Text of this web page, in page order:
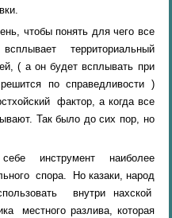
чтобы понять для чего все
территориальный
( а он будет всплывать при
по справедливости )
фактор, а когда все
Так было до сих пор, но
инструмент наиболее
спора. Но казаки, народ
внутри нахской
местного разлива, которая